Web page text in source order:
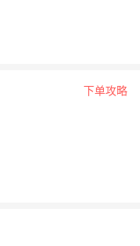
下单攻略